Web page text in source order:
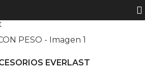
EVERLAST